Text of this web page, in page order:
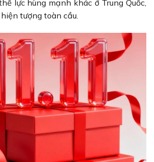
lực hùng mạnh khác ở Trung Quốc,
tượng toàn cầu.